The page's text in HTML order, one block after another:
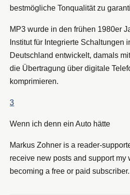
bestmögliche Tonqualität zu
MP3 wurde in den frühen 1980er
Institut für Integrierte Schaltungen
Deutschland entwickelt, damals
die Übertragung über digitale
komprimieren.
3
Wenn ich denn ein Auto hätte
Markus Zohner is a reader-
receive new posts and support my
becoming a free or paid subscriber.